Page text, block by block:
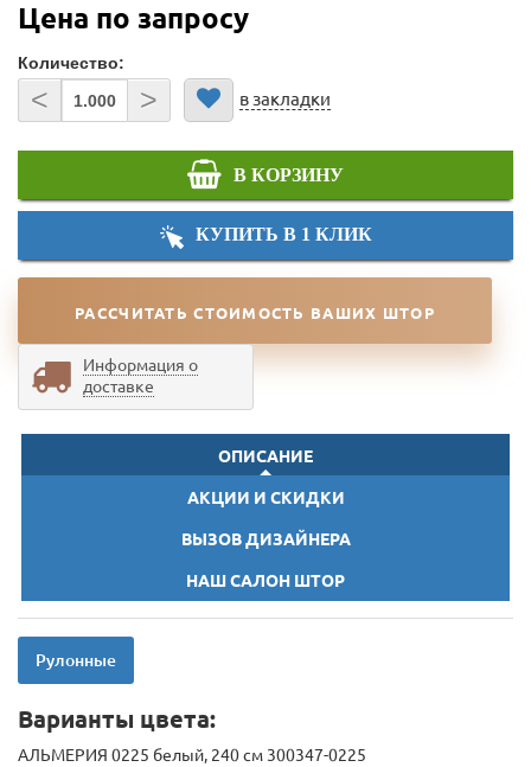
Цена по запросу
Количество:
< > в закладки
В КОРЗИНУ
КУПИТЬ В 1 КЛИК
РАССЧИТАТЬ СТОИМОСТЬ ВАШИХ ШТОР
Информация о
доставке
ОПИСАНИЕ
АКЦИИ И СКИДКИ
ВЫЗОВ ДИЗАЙНЕРА
НАШ САЛОН ШТОР
Рулонные
Варианты цвета:
АЛЬМЕРИЯ 0225 белый, 240 см 300347-0225